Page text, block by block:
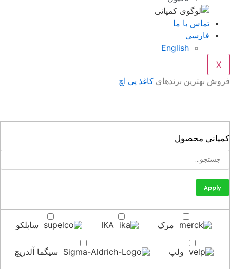
تماس با ما
فارسی
English
بهترین برندهایکاغذ پی اچ
محصول
Apply
مرک IKA ساپلکو
ولپ سیگما آلدریچ